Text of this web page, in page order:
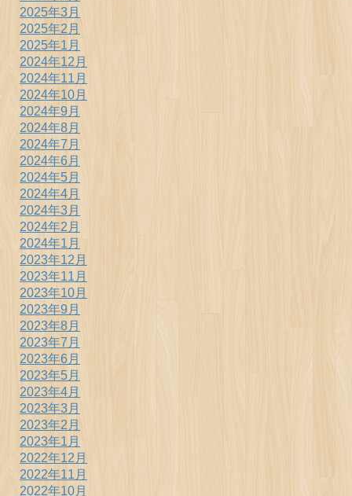
2025年3月
2025年2月
2025年1月
2024年12月
2024年11月
2024年10月
2024年9月
2024年8月
2024年7月
2024年6月
2024年5月
2024年4月
2024年3月
2024年2月
2024年1月
2023年12月
2023年11月
2023年10月
2023年9月
2023年8月
2023年7月
2023年6月
2023年5月
2023年4月
2023年3月
2023年2月
2023年1月
2022年12月
2022年11月
2022年10月